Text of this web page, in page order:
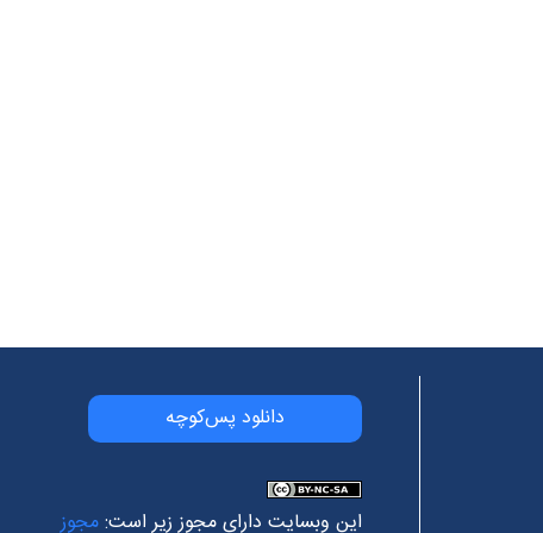
دانلود پس‌کوچه
این وبسایت دارای مجوز زیر است:مجوز